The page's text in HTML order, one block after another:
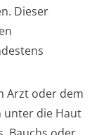
Dieser
Arzt oder dem
unter die Haut